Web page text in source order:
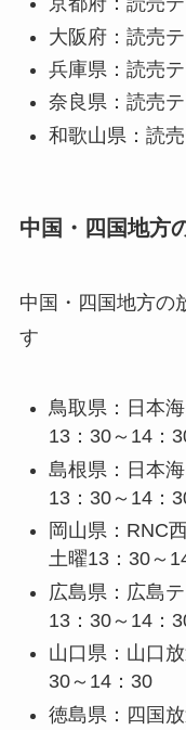
大阪府：読売
兵庫県：読売
奈良県：読売
和歌山県：読
中国・四国地方
中国・四国地方の
す
鳥取県：日本
13：30～14：
島根県：日本
13：30～14：
岡山県：RNC
土曜13：30～
広島県：広島
13：30～14：
山口県：山口
30～14：30
徳島県：四国